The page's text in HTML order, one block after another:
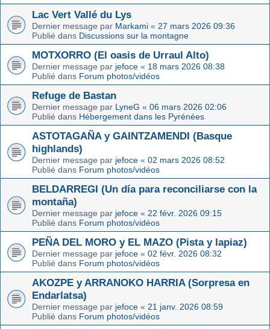
Lac Vert Vallé du Lys
Dernier message par Markami « 27 mars 2026 09:36
Publié dans Discussions sur la montagne
MOTXORRO (El oasis de Urraul Alto)
Dernier message par jefoce « 18 mars 2026 08:38
Publié dans Forum photos/vidéos
Refuge de Bastan
Dernier message par LyneG « 06 mars 2026 02:06
Publié dans Hébergement dans les Pyrénées
ASTOTAGAÑA y GAINTZAMENDI (Basque
highlands)
Dernier message par jefoce « 02 mars 2026 08:52
Publié dans Forum photos/vidéos
BELDARREGI (Un día para reconciliarse con la
montaña)
Dernier message par jefoce « 22 févr. 2026 09:15
Publié dans Forum photos/vidéos
PEÑA DEL MORO y EL MAZO (Pista y lapiaz)
Dernier message par jefoce « 02 févr. 2026 08:32
Publié dans Forum photos/vidéos
AKOZPE y ARRANOKO HARRIA (Sorpresa en
Endarlatsa)
Dernier message par jefoce « 21 janv. 2026 08:59
Publié dans Forum photos/vidéos